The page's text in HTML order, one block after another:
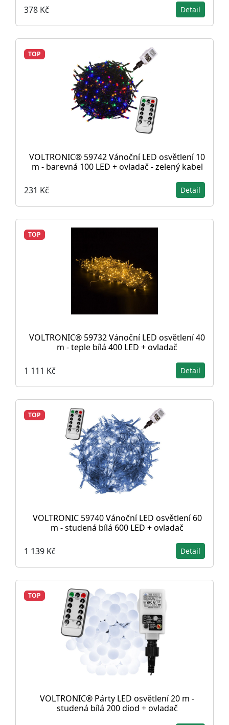
378 Kč Detail
TOP
VOLTRONIC® 59742 Vánoční LED osvětlení 10
m - barevná 100 LED + ovladač - zelený kabel
231 Kč Detail
TOP
VOLTRONIC® 59732 Vánoční LED osvětlení 40
m - teple bílá 400 LED + ovladač
1 111 Kč Detail
TOP
VOLTRONIC 59740 Vánoční LED osvětlení 60
m - studená bílá 600 LED + ovladač
1 139 Kč Detail
TOP
VOLTRONIC® Párty LED osvětlení 20 m -
studená bílá 200 diod + ovladač